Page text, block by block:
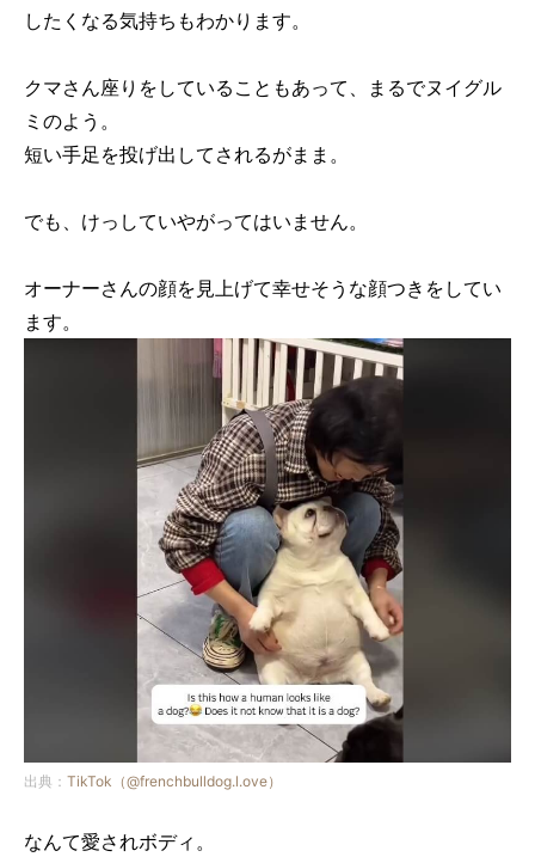
したくなる気持ちもわかります。
クマさん座りをしていることもあって、まるでヌイグル
ミのよう。
短い手足を投げ出してされるがまま。
でも、けっしていやがってはいません。
オーナーさんの顔を見上げて幸せそうな顔つきをしてい
ます。
出典： TikTok（@frenchbulldog.l.ove）
なんて愛されボディ。